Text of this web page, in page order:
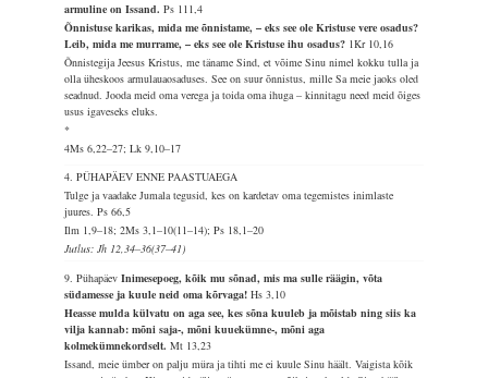
armuline on Issand.Ps 111,4
Õnnistuse karikas, mida me õnnistame, – eks see ole Kristuse vere osadus?
Leib, mida me murrame, – eks see ole Kristuse ihu osadus? 1Kr 10,16
Õnnistegija Jeesus Kristus, me täname Sind, et võime Sinu nimel kokku tulla ja
olla üheskoos armulauaosaduses. See on suur õnnistus, mille Sa meie jaoks oled
seadnud. Jooda meid oma verega ja toida oma ihuga – kinnitagu need meid õiges
usus igaveseks eluks.
*
4Ms 6,22–27; Lk 9,10–17
4. PÜHAPÄEV ENNE PAASTUAEGA
Tulge ja vaadake Jumala tegusid, kes on kardetav oma tegemistes inimlaste
juures.Ps 66,5
Ilm 1,9–18; 2Ms 3,1–10(11–14); Ps 18,1–20
Jutlus: Jh 12,34–36(37–41)
9. PühapäevInimesepoeg, kõik mu sõnad, mis ma sulle räägin, võta
südamesse ja kuule neid oma kõrvaga!Hs 3,10
Heasse mulda külvatu on aga see, kes sõna kuuleb ja mõistab ning siis ka
vilja kannab: mõni saja-, mõni kuuekümne-, mõni aga
kolmekümnekordselt.Mt 13,23
Issand, meie ümber on palju müra ja tihti me ei kuule Sinu häält. Vaigista kõik